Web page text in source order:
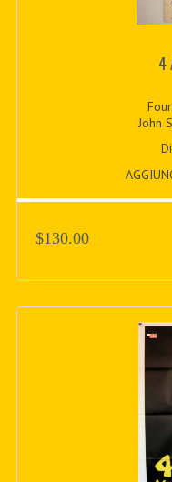
4
John
$130.00